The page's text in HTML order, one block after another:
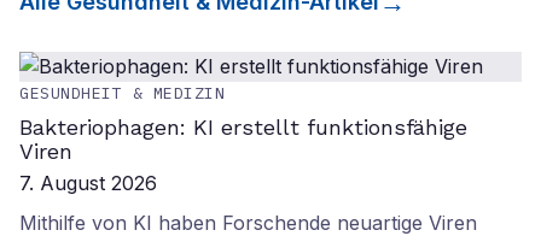
GESUNDHEIT & MEDIZIN
Bakteriophagen: KI erstellt funktionsfähige
Viren
7. August 2026
Mithilfe von KI haben Forschende neuartige Viren